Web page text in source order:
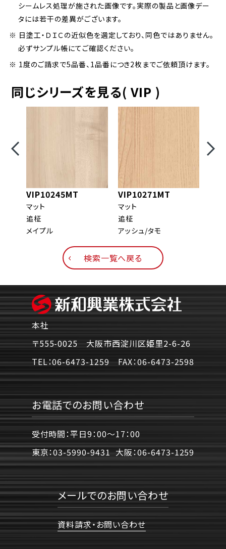
シームレス処理が施された画像です。実際の製品と画像デー
タには若干の差異がございます。
※ 日塗工・ＤＩＣの近似色を選定しており、同色ではありません。
必ずサンプル帳にてご確認ください。
※ 1度のご請求で5品番、1品番につき2枚までご依頼頂けます。
同じシリーズを見る( VIP )
VIP10245MT
マット
追柾
メイプル
VIP10271MT
マット
追柾
アッシュ/タモ
検索一覧へ戻る
本社
〒555-0025 大阪市西淀川区姫里2-6-26
TEL：06-6473-1259 FAX：06-6473-2598
お電話でのお問い合わせ
受付時間：平日9：00〜17：00
東京：03-5990-9431 大阪：06-6473-1259
メールでのお問い合わせ
資料請求・お問い合わせ